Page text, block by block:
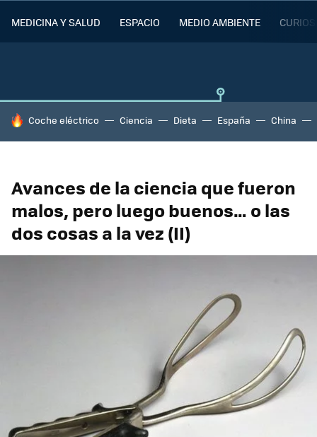
MEDICINA Y SALUD ESPACIO MEDIO AMBIENTE
HOY SE HABLA DE
Coche eléctrico Ciencia Dieta España China
Avances de la ciencia que fueron
malos, pero luego buenos… o las
dos cosas a la vez (II)